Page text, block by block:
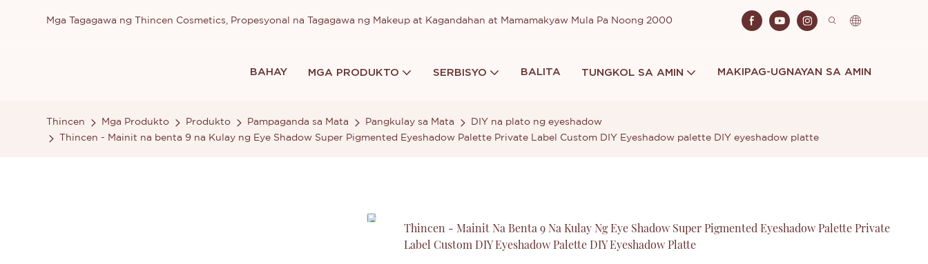
Mga Tagagawa ng Thincen Cosmetics, Propesyonal na Tagagawa ng Makeup at Kagandahan at Mamamakyaw Mula Pa Noong 2000
BAHAY MGA PRODUKTO SERBISYO BALITA TUNGKOL SA AMIN MAKIPAG-UGNAYAN SA AMIN
Thincen Mga Produkto Produkto Pampaganda sa Mata Pangkulay sa Mata
DIY na plato ng eyeshadow
Thincen - Mainit na benta 9 na Kulay ng Eye Shadow Super Pigmented Eyeshadow Palette Private Label Custom DIY Eyeshadow palette DIY eyeshadow platte
Thincen - Mainit Na Benta 9 Na Kulay Ng Eye Shadow Super Pigmented Eyeshadow Palette Private
Label Custom DIY Eyeshadow Palette DIY Eyeshadow Platte